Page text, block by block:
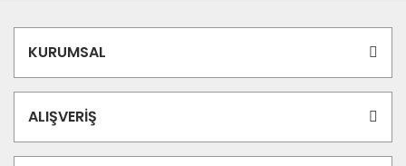
KURUMSAL
ALIŞVERİŞ